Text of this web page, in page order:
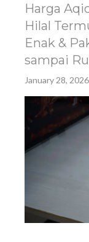
Harga
Hilal
Enak &
sampai
January 28, 2026